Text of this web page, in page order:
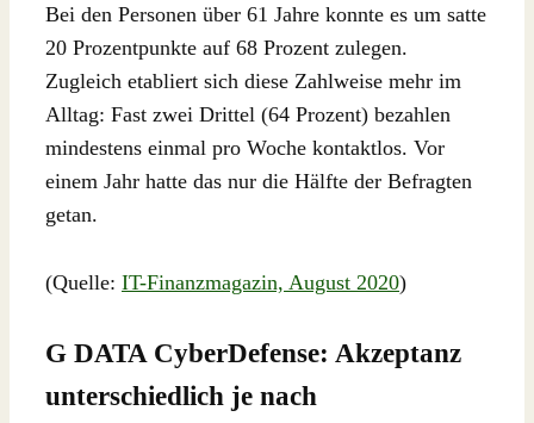
Bei den Personen über 61 Jahre konnte es um satte
20 Prozentpunkte auf 68 Prozent zulegen.
Zugleich etabliert sich diese Zahlweise mehr im
Alltag: Fast zwei Drittel (64 Prozent) bezahlen
mindestens einmal pro Woche kontaktlos. Vor
einem Jahr hatte das nur die Hälfte der Befragten
getan.
(Quelle: IT-Finanzmagazin, August 2020)
G DATA CyberDefense: Akzeptanz
unterschiedlich je nach